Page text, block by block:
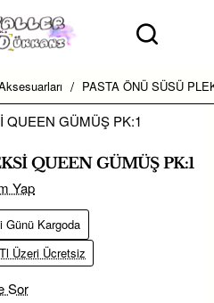
PASTA ÖNÜ SÜSÜ
QUEEN GÜMÜŞ PK:1
Günü Kargoda
Üzeri Ücretsiz
Sor
Yap